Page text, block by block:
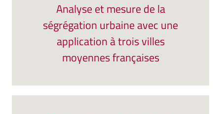
Analyse et mesure de la
ségrégation urbaine avec une
application à trois villes
moyennes françaises